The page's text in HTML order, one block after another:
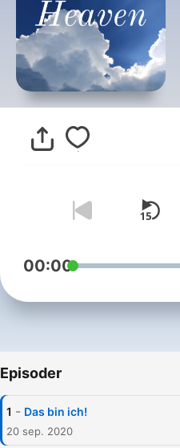
00:00
Episoder
1 - Das bin ich!
20 sep. 2020